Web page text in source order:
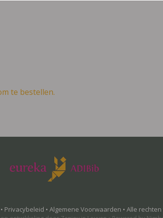
te bestellen.
Privacybeleid • Algemene Voorwaarden • Alle